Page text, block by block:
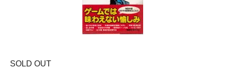
SOLD OUT